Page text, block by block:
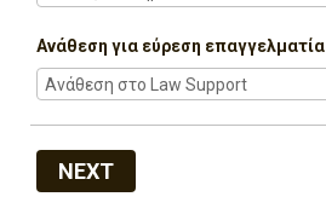
Ανάθεση για εύρεση επαγγελματία
NEXT